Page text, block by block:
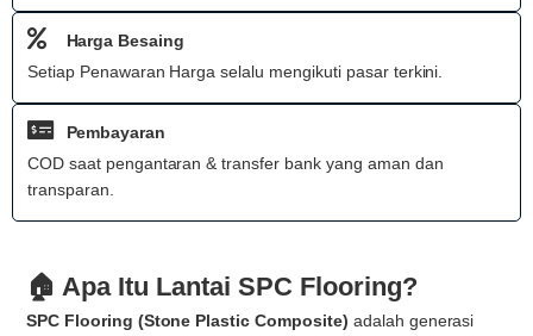
Harga Besaing
Setiap Penawaran Harga selalu mengikuti pasar terkini.
Pembayaran
COD saat pengantaran & transfer bank yang aman dan
transparan.
🏠 Apa Itu Lantai SPC Flooring?
SPC Flooring (Stone Plastic Composite) adalah generasi